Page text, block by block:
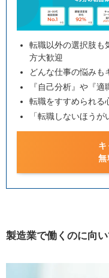
転職以外の選択肢も
方大歓迎
どんな仕事の悩みも
『自己分析』や『
転職をすすめられる
「転職しないほう
無
製造業で働くのに向